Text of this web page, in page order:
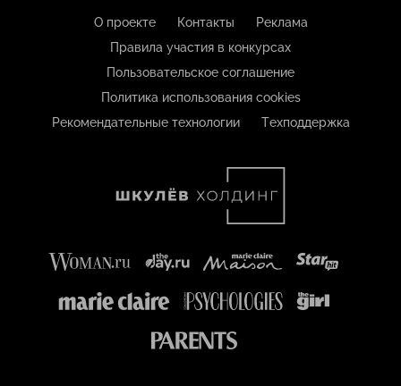
О проекте Контакты
Реклама
Правила участия в конкурсах
Пользовательское соглашение
Политика использования cookies
Рекомендательные технологии
Техподдержка